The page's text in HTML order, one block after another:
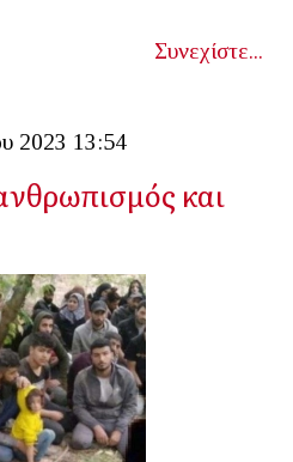
Συνεχίστε...
2023 13:54
και